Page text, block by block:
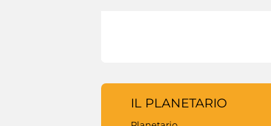
IL PLANETARIO